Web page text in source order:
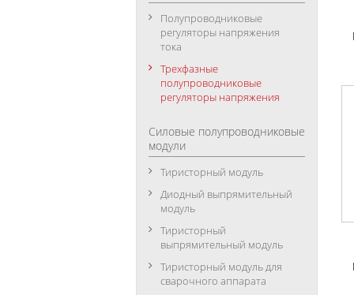
Полупроводниковые
регуляторы напряжения
тока
Трехфазные
полупроводниковые
регуляторы напряжения
Силовые полупроводниковые
модули
Тиристорный модуль
Диодный выпрямительный
модуль
Тиристорный
выпрямительный модуль
Тиристорный модуль для
сварочного аппарата